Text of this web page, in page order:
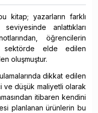
kitap; yazarların farklı
anlattıkları
öğrencilerin
elde edilen
oluşmuştur.
dikkat edilen
ve düşük maliyetli olarak
itibaren kendini
planlanan ürünlerin bu